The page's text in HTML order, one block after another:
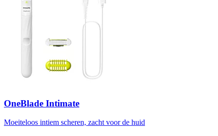
OneBlade Intimate
Moeiteloos intiem scheren, zacht voor de huid